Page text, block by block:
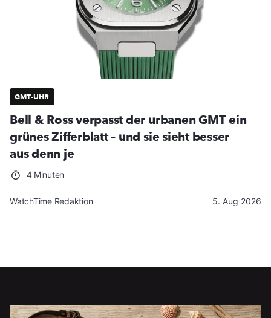
GMT-UHR
Bell & Ross verpasst der urbanen GMT ein
grünes Zifferblatt – und sie sieht besser
aus denn je
4 Minuten
WatchTime Redaktion 5. Aug 2026